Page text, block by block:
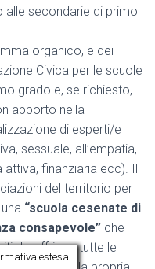
alle secondarie di primo
organico, e dei
Civica per le scuole
grado e, se richiesto,
apporto nella
di esperti/e
sessuale, all’empatia,
attiva, finanziaria ecc). Il
del territorio per
“scuola cesenate di
consapevole” che
da offrire a tutte le
estesa